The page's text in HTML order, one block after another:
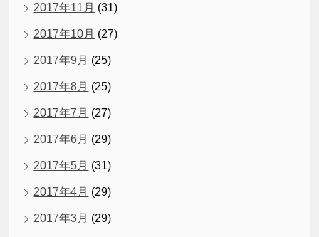
2017年11月 (31)
2017年10月 (27)
2017年9月 (25)
2017年8月 (25)
2017年7月 (27)
2017年6月 (29)
2017年5月 (31)
2017年4月 (29)
2017年3月 (29)